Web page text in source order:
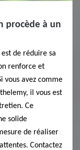
procède à un
est de réduire sa
renforce et
vous avez comme
il vous est
Ce
solide
de réaliser
Contactez